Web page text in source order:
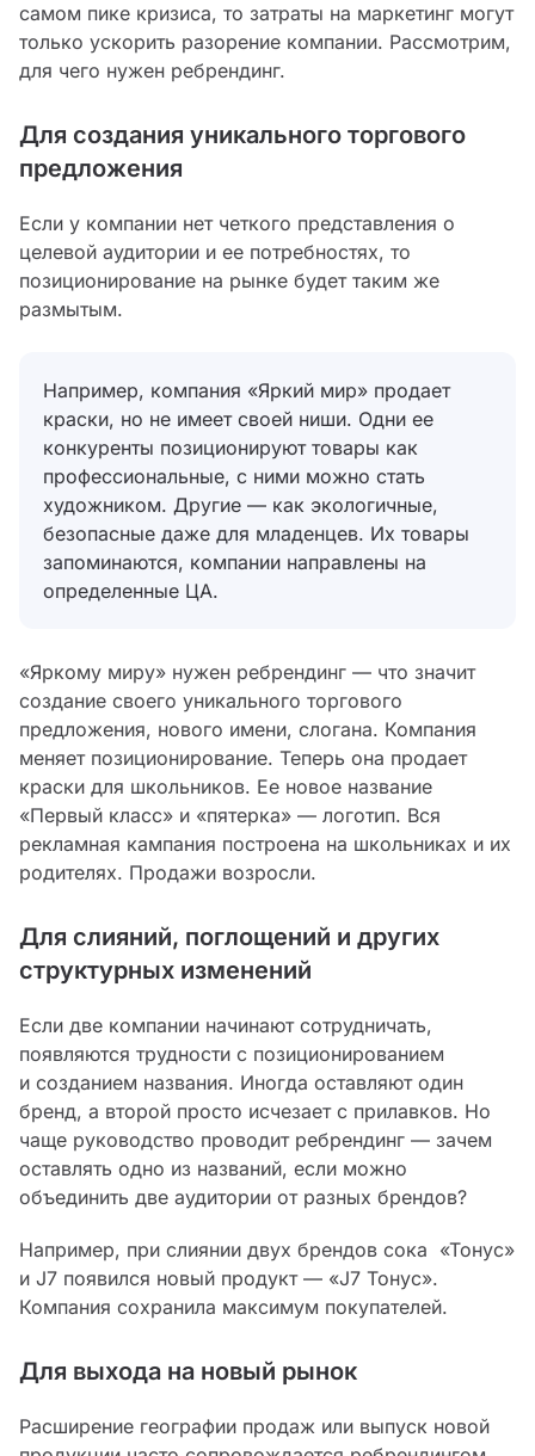
самом пике кризиса, то затраты на маркетинг могут
только ускорить разорение компании. Рассмотрим,
для чего нужен ребрендинг.
Для создания уникального торгового
предложения
Если у компании нет четкого представления о
целевой аудитории и ее потребностях, то
позиционирование на рынке будет таким же
размытым.
Например, компания «Яркий мир» продает
краски, но не имеет своей ниши. Одни ее
конкуренты позиционируют товары как
профессиональные, с ними можно стать
художником. Другие — как экологичные,
безопасные даже для младенцев. Их товары
запоминаются, компании направлены на
определенные ЦА.
«Яркому миру» нужен ребрендинг — что значит
создание своего уникального торгового
предложения, нового имени, слогана. Компания
меняет позиционирование. Теперь она продает
краски для школьников. Ее новое название
«Первый класс» и «пятерка» — логотип. Вся
рекламная кампания построена на школьниках и их
родителях. Продажи возросли.
Для слияний, поглощений и других
структурных изменений
Если две компании начинают сотрудничать,
появляются трудности с позиционированием
и созданием названия. Иногда оставляют один
бренд, а второй просто исчезает с прилавков. Но
чаще руководство проводит ребрендинг — зачем
оставлять одно из названий, если можно
объединить две аудитории от разных брендов?
Например, при слиянии двух брендов сока «Тонус»
и J7 появился новый продукт — «J7 Тонус».
Компания сохранила максимум покупателей.
Для выхода на новый рынок
Расширение географии продаж или выпуск новой